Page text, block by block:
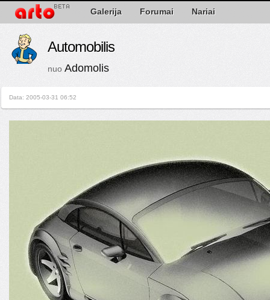
Galerija Forumai Nariai
Automobilis
nuo Adomolis
Data: 2005-03-31 06:52